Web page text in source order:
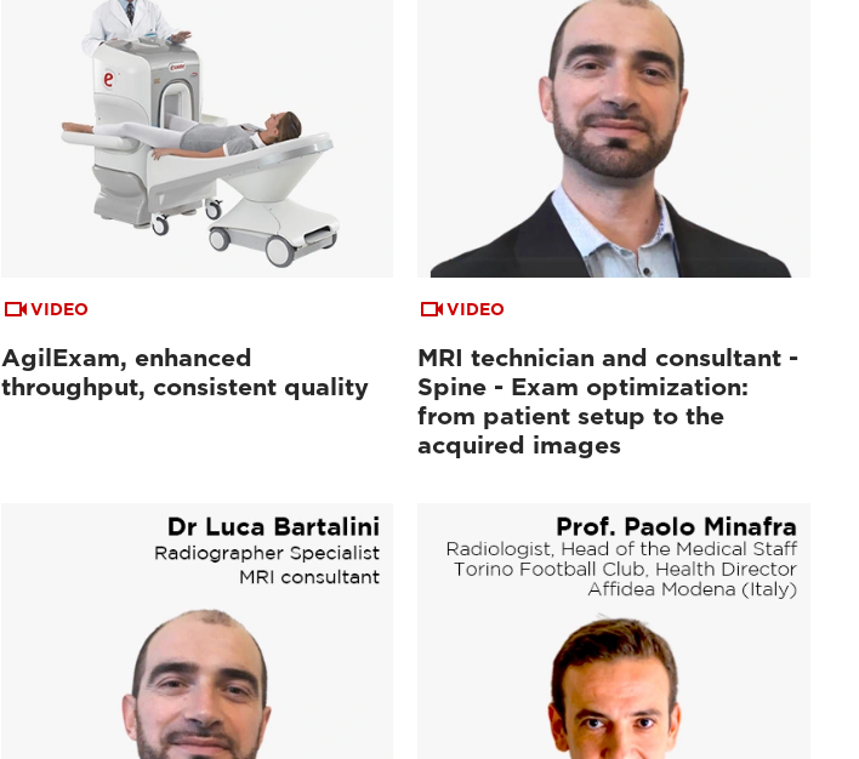
VIDEO
AgilExam, enhanced
throughput, consistent quality
VIDEO
MRI technician and consultant -
Spine - Exam optimization:
from patient setup to the
acquired images